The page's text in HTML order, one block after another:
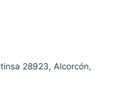
28923, Alcorcón,